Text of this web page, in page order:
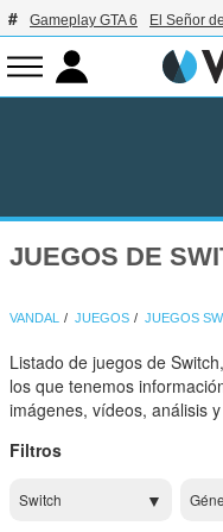
Gameplay GTA 6 El Señor
JUEGOS DE
VANDAL JUEGOS JUEGOS
Listado de juegos de
los que tenemos
imágenes, vídeos, análisis
Filtros
Switch